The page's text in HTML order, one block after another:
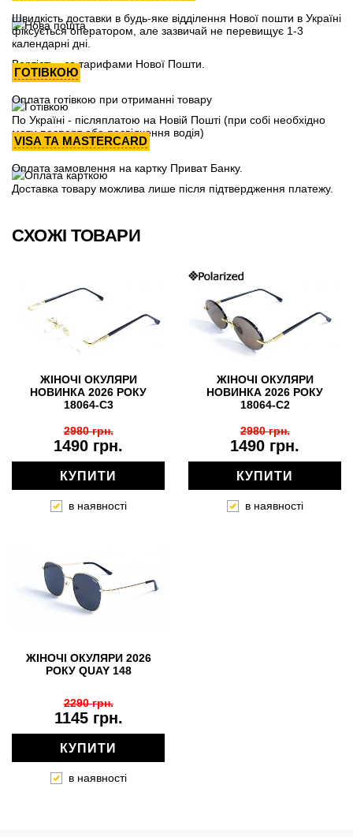
Швидкість доставки в будь-яке відділення Нової пошти в Україні
фіксується оператором, але зазвичай не перевищує 1-3
календарні дні.
Вартість - за тарифами Нової Пошти.
ГОТІВКОЮ
Оплата готівкою при отриманні товару
По Україні - післяплатою на Новій Пошті (при собі необхідно
мати паспорт або посвідчення водія)
VISA ТА MASTERCARD
Оплата замовлення на картку Приват Банку.
Доставка товару можлива лише після підтвердження платежу.
СХОЖІ ТОВАРИ
ЖІНОЧІ ОКУЛЯРИ
НОВИНКА 2026 РОКУ
18064-C3
1490 грн.
2980 грн.
КУПИТИ
в наявності
ЖІНОЧІ ОКУЛЯРИ
НОВИНКА 2026 РОКУ
18064-C2
1490 грн.
2980 грн.
КУПИТИ
в наявності
ЖІНОЧІ ОКУЛЯРИ 2026
РОКУ QUAY 148
1145 грн.
2290 грн.
КУПИТИ
в наявності